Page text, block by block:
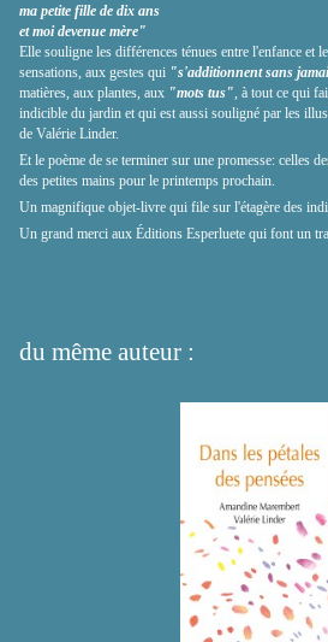
ma petite fille de dix ans
et moi devenue mère"
Elle souligne les différences ténues entre l'enfance et
sensations, aux gestes qui "s'additionnent sans
matières, aux plantes, aux "mots tus" , à tout ce qui
indicible du jardin et qui est aussi souligné par les
de Valérie Linder.
Et le poème de se terminer sur une promesse: celles
des petites mains pour le printemps prochain.
Un magnifique objet-livre qui file sur l'étagère des
Un grand merci aux Éditions Esperluete qui font un
du même auteur :